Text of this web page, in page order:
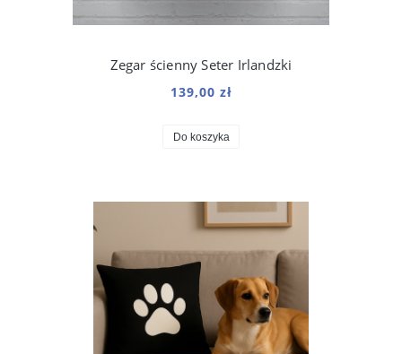
Zegar ścienny Seter Irlandzki
139,00 zł
Do koszyka